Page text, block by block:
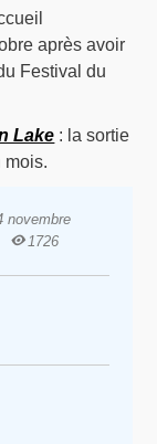
après avoir
Festival du
Lake : la sortie
mois.
novembre
1726